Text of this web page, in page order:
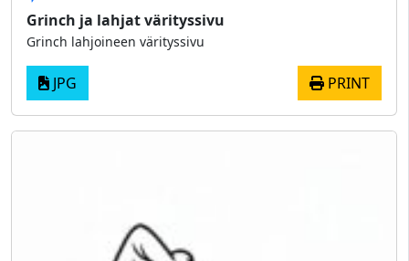
Grinch ja lahjat värityssivu
Grinch lahjoineen värityssivu
JPG PRINT